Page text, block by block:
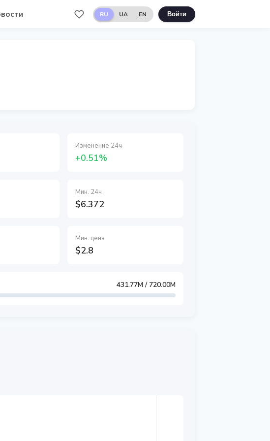
RU UA EN Войти
Изменение 24ч
+0.51%
Мин. 24ч
$6.372
Мин. цена
$2.8
431.77M/ 720.00M